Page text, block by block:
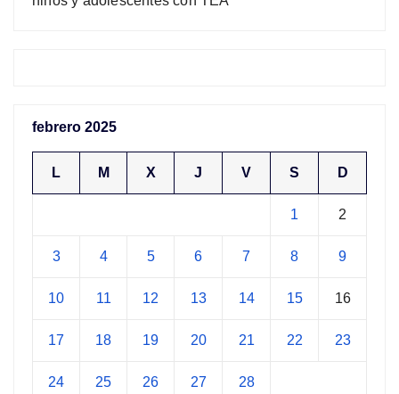
febrero 2025
L M X J V S D
1 2
3 4 5 6 7 8 9
10 11 12 13 14 15 16
17 18 19 20 21 22 23
24 25 26 27 28